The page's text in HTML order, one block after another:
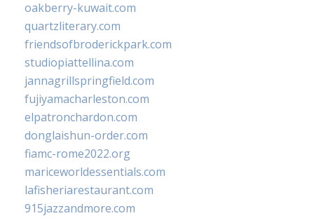
oakberry-kuwait.com
quartzliterary.com
friendsofbroderickpark.com
studiopiattellina.com
jannagrillspringfield.com
fujiyamacharleston.com
elpatronchardon.com
donglaishun-order.com
fiamc-rome2022.org
mariceworldessentials.com
lafisheriarestaurant.com
915jazzandmore.com